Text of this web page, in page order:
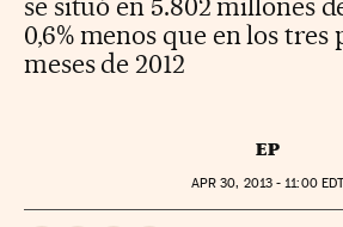
0,6% menos que en los
meses de 2012
EP
APR 30, 2013 - 11:00